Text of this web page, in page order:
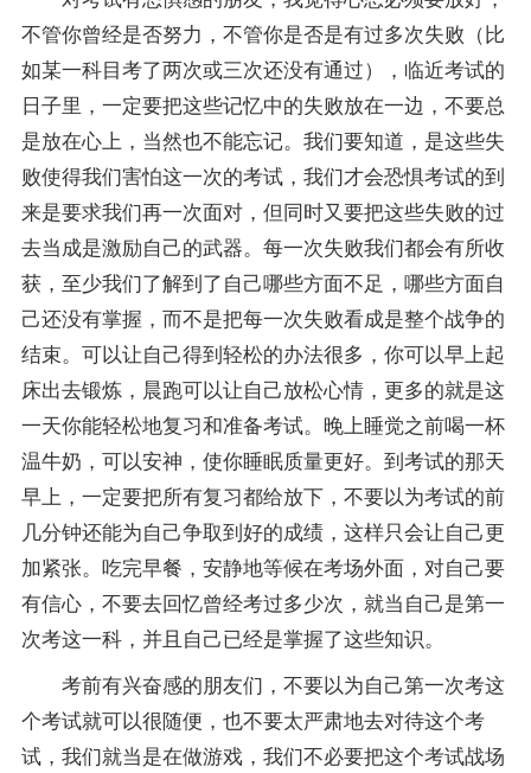
不管你曾经是否努力，不管你是否是有过多次失败（比
如某一科目考了两次或三次还没有通过），临近考试的
日子里，一定要把这些记忆中的失败放在一边，不要总
是放在心上，当然也不能忘记。我们要知道，是这些失
败使得我们害怕这一次的考试，我们才会恐惧考试的到
来是要求我们再一次面对，但同时又要把这些失败的过
去当成是激励自己的武器。每一次失败我们都会有所收
获，至少我们了解到了自己哪些方面不足，哪些方面自
己还没有掌握，而不是把每一次失败看成是整个战争的
结束。可以让自己得到轻松的办法很多，你可以早上起
床出去锻炼，晨跑可以让自己放松心情，更多的就是这
一天你能轻松地复习和准备考试。晚上睡觉之前喝一杯
温牛奶，可以安神，使你睡眠质量更好。到考试的那天
早上，一定要把所有复习都给放下，不要以为考试的前
几分钟还能为自己争取到好的成绩，这样只会让自己更
加紧张。吃完早餐，安静地等候在考场外面，对自己要
有信心，不要去回忆曾经考过多少次，就当自己是第一
次考这一科，并且自己已经是掌握了这些知识。
考前有兴奋感的朋友们，不要以为自己第一次考这
个考试就可以很随便，也不要太严肃地去对待这个考
试，我们就当是在做游戏，我们不必要把这个考试战场